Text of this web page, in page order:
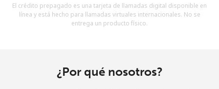
Al abrir una cuenta en este sitio web, estoy de acuerdo con
Términos y condiciones.
El crédito prepagado es una tarjeta de llamadas digital disponible en
línea y está hecho para llamadas virtuales internacionales. No se
entrega un producto físico.
¿Por qué nosotros?